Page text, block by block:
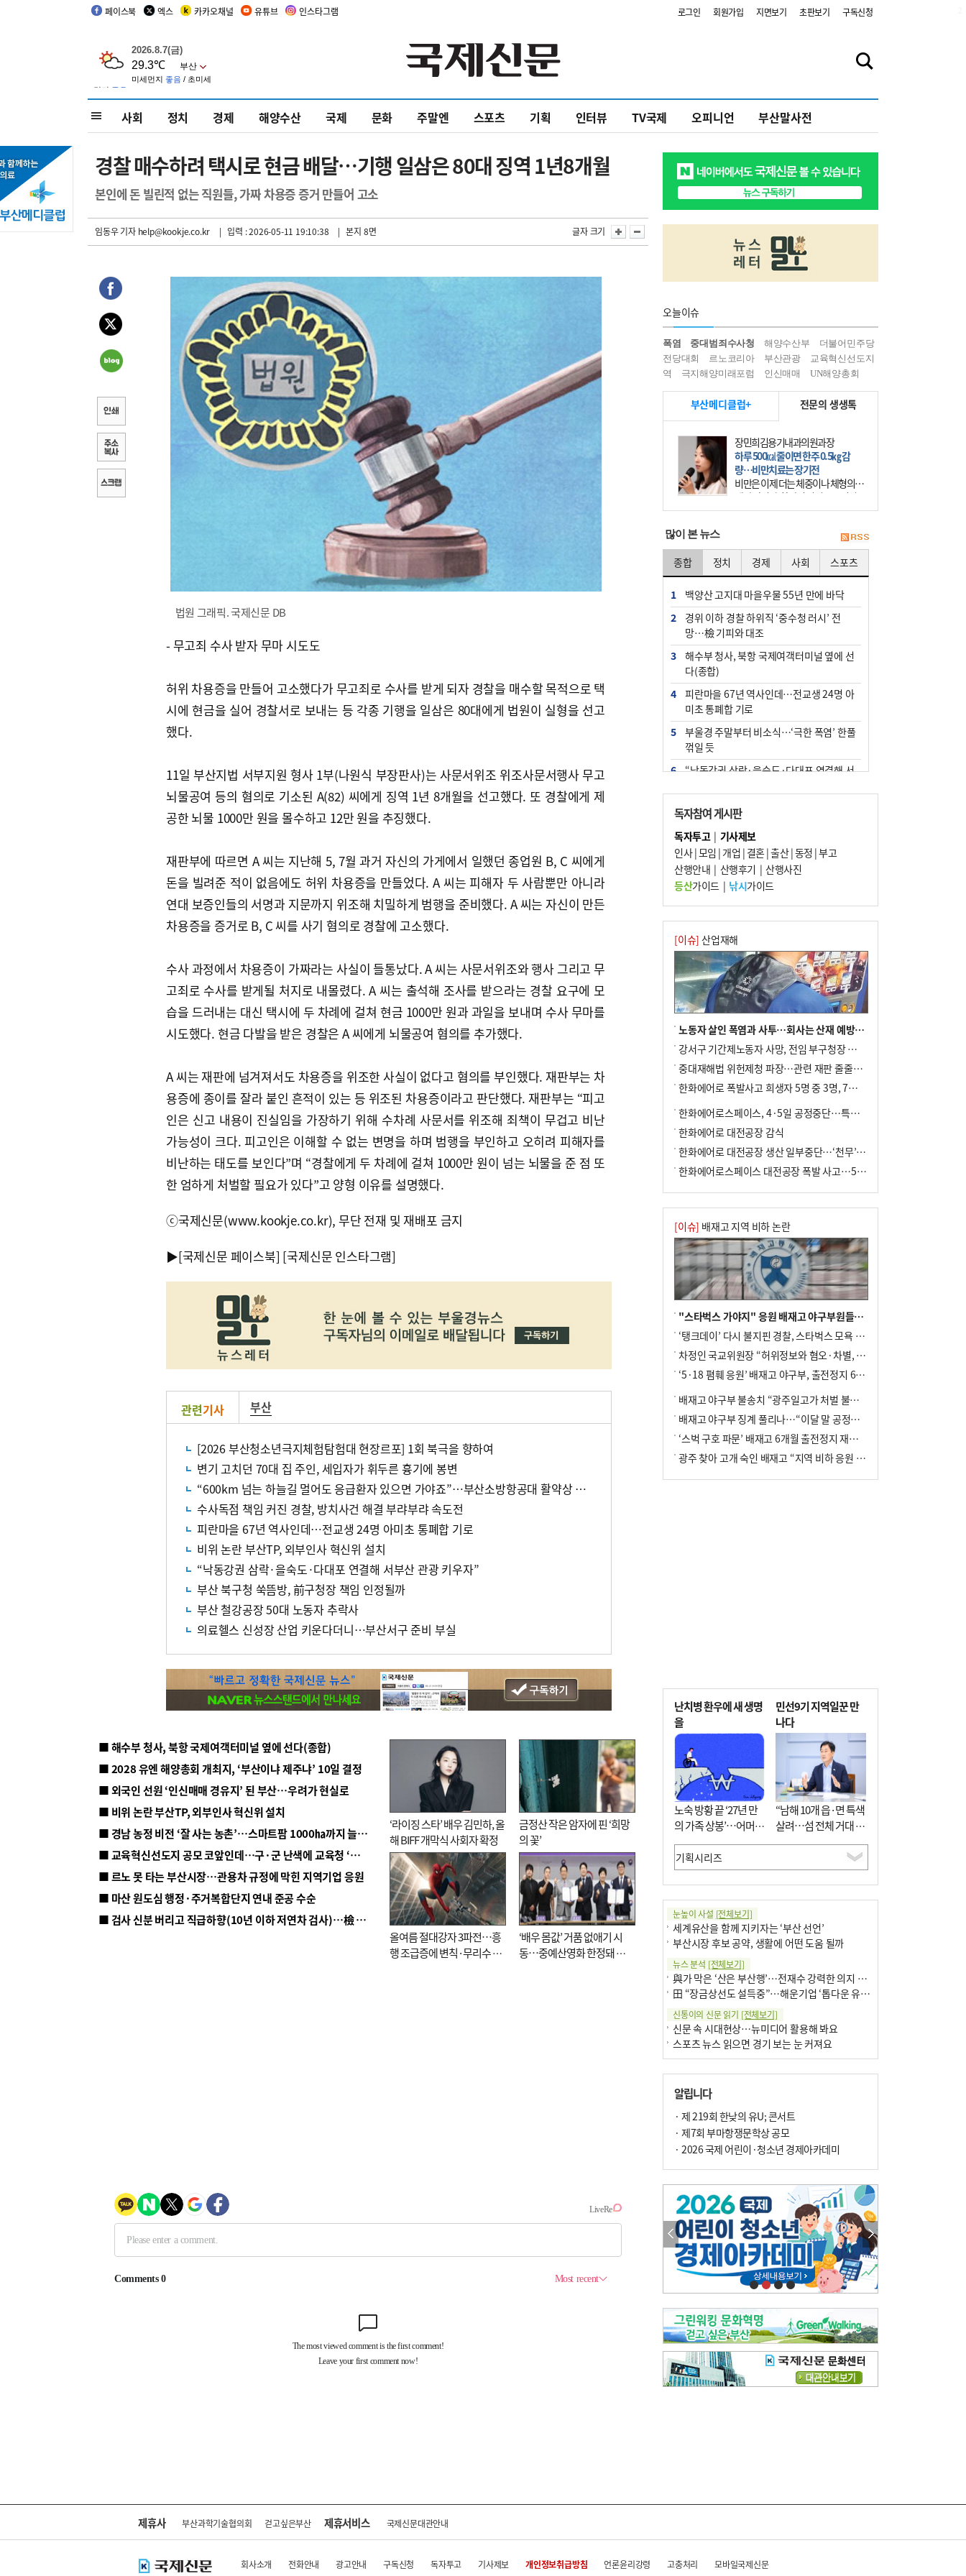
페이스북 엑스 카카오채널 유튜브 인스타그램 로그인 회원가입 지면보기 초판보기 구독신청
사회 정치 경제 해양수산 국제 문화 주말엔 스포츠 기획 인터뷰 TV국제 오피니언 부산말사전
경찰 매수하려 택시로 현금 배달…기행 일삼은 80대 징역 1년8개월
본인에 돈 빌린적 없는 직원들, 가짜 차용증 증거 만들어 고소
임동우 기자help@kookje.co.kr | 입력 : 2026-05-11 19:10:38 | 본지 8면 글자 크기
법원 그래픽. 국제신문 DB
- 무고죄 수사 받자 무마 시도도
허위 차용증을 만들어 고소했다가 무고죄로 수사를 받게 되자 경찰을 매수할 목적으로 택
시에 현금을 실어 경찰서로 보내는 등 각종 기행을 일삼은 80대에게 법원이 실형을 선고
했다.
11일 부산지법 서부지원 형사 1부(나원식 부장판사)는 사문서위조 위조사문서행사 무고
뇌물공여 등의 혐의로 기소된 A(82) 씨에게 징역 1년 8개월을 선고했다. 또 경찰에게 제
공한 뇌물 1000만 원을 몰수하고 12만 원을 추징했다.
재판부에 따르면 A 씨는 지난해 5, 7월 과거 자신의 가게에서 일했던 종업원 B, C 씨에게
돈을 빌려준 적이 없음에도 허위 차용증을 만들었다. A 씨는 피해자 두 사람뿐만 아니라
연대 보증인들의 서명과 지문까지 위조해 치밀하게 범행을 준비했다. A 씨는 자신이 만든
차용증을 증거로 B, C 씨를 사기 혐의로 경찰에 고소했다.
수사 과정에서 차용증이 가짜라는 사실이 들통났다. A 씨는 사문서위조와 행사 그리고 무
고죄로 수사를 받게될 처지로 내몰렸다. A 씨는 출석해 조사를 받으라는 경찰 요구에 모
습을 드러내는 대신 택시에 두 차례에 걸쳐 현금 1000만 원과 과일을 보내며 수사 무마를
시도했다. 현금 다발을 받은 경찰은 A 씨에게 뇌물공여 혐의를 추가했다.
A 씨는 재판에 넘겨져서도 차용증을 위조한 사실이 없다고 혐의를 부인했다. 재판부는 차
용증에 종이를 잘라 붙인 흔적이 있는 등 위조된 차용증이라고 판단했다. 재판부는 “피고
인은 신고 내용이 진실임을 가장하기 위해 수차례 사문서를 위조해 죄책이 무겁고 비난
가능성이 크다. 피고인은 이해할 수 없는 변명을 하며 범행을 부인하고 오히려 피해자를
비난하는 태도를 보인다”며 “경찰에게 두 차례에 걸쳐 1000만 원이 넘는 뇌물을 준 점 또
한 엄하게 처벌할 필요가 있다”고 양형 이유를 설명했다.
ⓒ국제신문(www.kookje.co.kr), 무단 전재 및 재배포 금지
▶[국제신문 페이스북] [국제신문 인스타그램]
관련기사 부산
[2026 부산청소년극지체험탐험대 현장르포] 1회 북극을 향하여
변기 고치던 70대 집 주인, 세입자가 휘두른 흉기에 봉변
“600km 넘는 하늘길 멀어도 응급환자 있으면 가야죠”…부산소방항공대 활약상 눈길
수사독점 책임 커진 경찰, 방치사건 해결 부랴부랴 속도전
피란마을 67년 역사인데…전교생 24명 아미초 통폐합 기로
비위 논란 부산TP, 외부인사 혁신위 설치
“낙동강권 삼락·을숙도·다대포 연결해 서부산 관광 키우자”
부산 북구청 쑥뜸방, 前구청장 책임 인정될까
부산 철강공장 50대 노동자 추락사
의료헬스 신성장 산업 키운다더니…부산서구 준비 부실
■ 해수부 청사, 북항 국제여객터미널 옆에 선다(종합)
■ 2028 유엔 해양총회 개최지, ‘부산이냐 제주냐’ 10일 결정
■ 외국인 선원 ‘인신매매 경유지’ 된 부산…우려가 현실로
■ 비위 논란 부산TP, 외부인사 혁신위 설치
■ 경남 농정 비전 ‘잘 사는 농촌’…스마트팜 1000㏊까지 늘린다
■ 교육혁신선도지 공모 코앞인데…구·군 난색에 교육청 ‘쩔쩔’
■ 르노 못 타는 부산시장…관용차 규정에 막힌 지역기업 응원
■ 마산 원도심 행정·주거복합단지 연내 준공 수순
■ 검사 신분 버리고 직급하향(10년 이하 저연차 검사)…檢 중수청행 기피
‘라이징 스타’ 배우 김민하, 올
해 BIFF 개막식 사회자 확정
금정산 작은 암자에 핀 ‘희망
의 꽃’
올여름 절대강자 3파전…흥
행 조급증에 변칙·무리수 마
‘배우 몸값’ 거품 없애기 시
동…중예산영화 한정돼 실
오늘이슈
폭염 중대범죄수사청 해양수산부
더불어민주당
전당대회
르노코리아 부산관광
교육혁신선도지
역
극지해양미래포럼 인신매매 UN해양총회
부산메디클럽+ 전문의 생생톡
장민희김용기내과의원과장
하루 500㎉ 줄이면 한주 0.5㎏ 감
량…비만치료는 장기전
비만은 이제 더는 체중이나 체형의 문
제가 아니다. 하나의 질병으로 인지
하고 치료와 관리를 해야 한다. 세계
많이 본 뉴스
종합 정치 경제 사회 스포츠
1
백양산 고지대 마을우물 55년 만에 바닥
2
경위 이하 경찰 하위직 ‘중수청 러시’ 전
망…檢 기피와 대조
3
해수부 청사, 북항 국제여객터미널 옆에 선
다(종합)
4
피란마을 67년 역사인데…전교생 24명 아
미초 통폐합 기로
5
부울경 주말부터 비소식…‘극한 폭염’ 한풀
꺾일 듯
6
“낙동강권 삼락·을숙도·다대포 연결해 서
7
오늘의 날씨- 2026년 8월 7일
8
외국인 선원 ‘인신매매 경유지’ 된 부산…
우려가 현실로
9
[사설] 해수부 신청사 북항으로 확정, 해양
수도 도약의 전환점
10 르노 못 타는 부산시장…관용차 규정에 막
힌 지역기업 응원
독자참여 게시판
독자투고| 기사제보
인사|모임 | 개업 | 결혼|출산|동정 |부고
산행안내 | 산행후기 | 산행사진
등산가이드| 낚시가이드
[이슈] 산업재해
노동자 살인 폭염과 사투…회사는 산재 예방·전기료 절감 전력
강서구 기간제노동자 사망, 전임 부구청장 檢 송치
중대재해법 위헌제청 파장…관련 재판 줄줄이 브레이크
한화에어로 폭발사고 희생자 5명 중 3명, 7일 영면
한화에어로스페이스, 4·5일 공정중단…특별 안전점검
한화에어로 대전공장 감식
한화에어로 대전공장 생산 일부중단…‘천무’ 수출 비상
한화에어로스페이스 대전공장 폭발 사고…5명 사망·2명 부상(종합)
[이슈] 배재고 지역 비하 논란
"스타벅스 가야지" 응원 배재고 야구부원들, 학교서 징계 처분
‘탱크데이’ 다시 불지핀 경찰, 스타벅스 모욕 혐의 압수수색
차정인 국교위원장 “허위정보와 혐오·차별, 학교 교실까지 유입"
‘5·18 폄훼 응원’ 배재고 야구부, 출전정지 6개월→1개월 감경
배재고 야구부 불송치 “광주일고가 처벌 불원 의사 표해”
배재고 야구부 징계 풀리나…“이달 말 공정위서 재심의”
‘스벅 구호 파문’ 배재고 6개월 출전정지 재심 신청키로
광주 찾아 고개 숙인 배재고 “지역 비하 응원 잘못”(종합)
난치병 환우에 새 생명
을
노숙 방황 끝 ‘27년 만
의 가족 상봉’…어머니
와 행복 꿈꿔
민선9기 지역일꾼 만
나다
“남해 10개 읍·면 특색
살려…섬 전체 거대 정
원으로 조성”
눈높이 사설 [전체보기]
세계유산을 함께 지키자는 ‘부산 선언’
부산시장 후보 공약, 생활에 어떤 도움 될까
뉴스 분석 [전체보기]
與가 막은 ‘산은 부산행’…전재수 강력한 의지 표명 없인 공염불
田 “장금상선도 설득중”…해운기업 ‘톱다운 유치전’ 가속
신통이의 신문 읽기 [전체보기]
신문 속 시대현상…뉴미디어 활용해 봐요
스포츠 뉴스 읽으면 경기 보는 눈 커져요
구·군 승진 축하화분 관행 없애자니 소상공인 울상
팩트체크[전체보기]
의령 한우산 털중나리
한 손 뉴스[전체보기]
시민이 개발한 폭염 대응 앱 ‘그늘로’ 길안내 지도 등 인기
골목 맛집 발굴 고메 셀렉션…부산시, 페스티벌 시월 연계
오늘의 날씨-[전체보기]
오늘의 날씨- 2026년 8월 7일
오늘의 날씨- 2026년 8월 6일
우리 결혼해요-[전체보기]
우리 결혼해요- 김홍윤·정세빈 커플
알립니다
· 제 219회 한낮의 유U; 콘서트
· 제7회 부마항쟁문학상 공모
· 2026 국제 어린이·청소년 경제아카데미
제휴사 부산과학기술협의회 걷고싶은부산 제휴서비스 국제신문대관안내
회사소개 전화안내 광고안내 구독신청 독자투고 기사제보 개인정보취급방침 언론윤리강령 고충처리 모바일국제신문